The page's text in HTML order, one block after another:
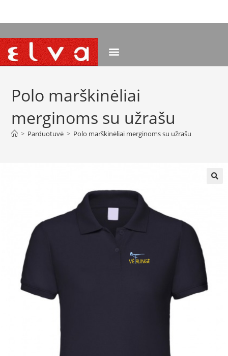
Polo marškinėliai
merginoms su užrašu
> Parduotuvė > Polo marškinėliai merginoms su užrašu